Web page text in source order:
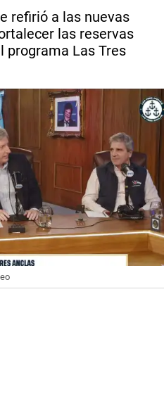
refirió a las nuevas
las reservas
programa Las Tres